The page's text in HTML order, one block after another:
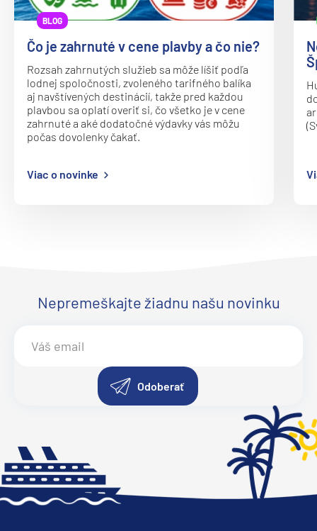
Arvia
Britannia
Iona
Ventura
MS Paul Gauguin
Le Boreal
Le Champlain
Le Commandant Charcot
Le Dumont-D'Urville
Le Lyrial
Le Ponant
BLOG
Čo je zahrnuté v cene plavby a čo nie?
Rozsah zahrnutých služieb sa môže líšiť podľa
lodnej spoločnosti, zvoleného tarifného balíka
aj navštívených destinácií, takže pred každou
plavbou sa oplatí overiť si, čo všetko je v cene
zahrnuté a aké dodatočné výdavky vás môžu
počas dovolenky čakať.
Viac o novinke
Nepremeškajte žiadnu našu novinku
Odoberať